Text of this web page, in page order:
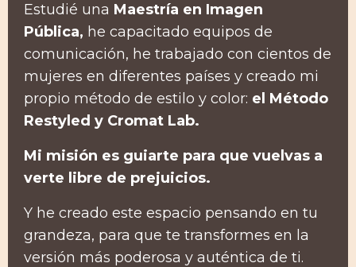
Estudié una Maestría en Imagen
Pública, he capacitado equipos de
comunicación, he trabajado con cientos de
mujeres en diferentes países y creado mi
propio método de estilo y color: el Método
Restyled y Cromat Lab.
Mi misión es guiarte para que vuelvas a
verte libre de prejuicios.
Y he creado este espacio pensando en tu
grandeza, para que te transformes en la
versión más poderosa y auténtica de ti.